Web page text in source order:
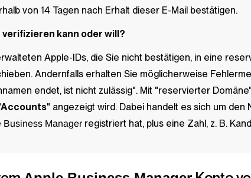
von 14 Tagen nach Erhalt dieser E-Mail bestätigen.
verifizieren kann oder will?
Apple-IDs, die Sie nicht bestätigen, in eine
Andernfalls erhalten Sie möglicherweise
endet, ist nicht zulässig". Mit "reservierter
" angezeigt wird. Dabei handelt es sich um den
Business Manager registriert hat, plus eine Zahl, z. B.